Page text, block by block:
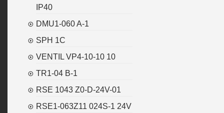
IP40
DMU1-060 A-1
SPH 1C
VENTIL VP4-10-10 10
TR1-04 B-1
RSE 1043 Z0-D-24V-01
RSE1-063Z11 024S-1 24V